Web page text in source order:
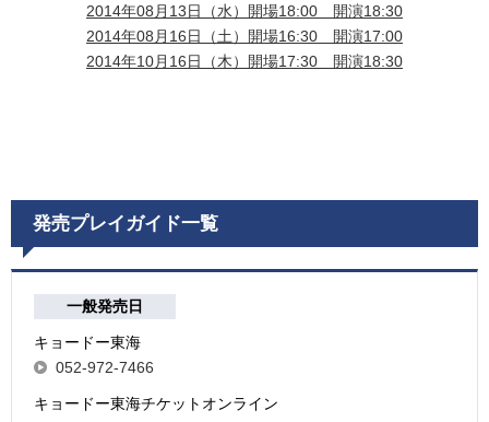
2014年08月13日（水）開場18:00 開演18:30
2014年08月16日（土）開場16:30 開演17:00
2014年10月16日（木）開場17:30 開演18:30
発売プレイガイド一覧
一般発売日
キョードー東海
052-972-7466
キョードー東海チケットオンライン